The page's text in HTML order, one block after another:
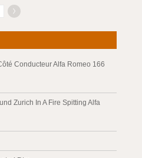
Conducteur Alfa Romeo 166
Zurich In A Fire Spitting Alfa